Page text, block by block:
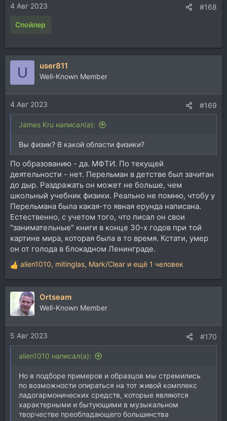
:4 Авг 2023 #168
Спойлер
U user811
Well-Known Member
4 Авг 2023 #169
James Kru написал(а):
Вы физик? В какой области физики?
По образованию - да. МФТИ. По текущей
деятельности - нет. Перельман в детстве был зачитан
до дыр. Раздражать он может не больше, чем
школьный учебник физики. Реально не помню, чтобу у
Перельмана была какая-то явная ерунда написана.
Естественно, с учетом того, что писал он свои
"занимательные" книги в конце 30-х годов при той
картине мира, которая была в то время. Кстати, умер
он от голода в блокадном Ленинграде.
Р
е
а
к
ц
и
и
:
alien1010, mitinglas, Mark/Clear и ещё 1 человек
Ortseam
Well-Known Member
5 Авг 2023 #170
alien1010 написал(а):
Но в подборе примеров и образцов мы стремились
по возможности опираться на тот живой комплекс
ладогармонических средств, которые являются
характерными и бытующими в музыкальном
творчестве преобладающего большинства